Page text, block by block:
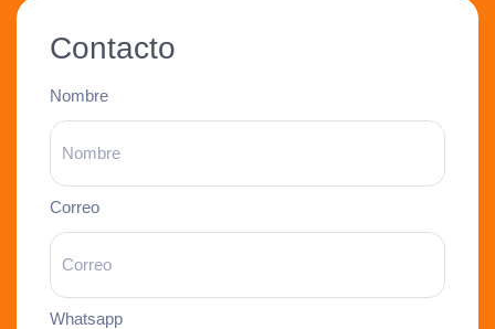
Contacto
Nombre
Correo
Whatsapp